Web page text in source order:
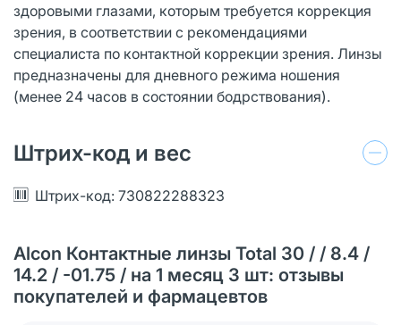
здоровыми глазами, которым требуется коррекция
зрения, в соответствии с рекомендациями
специалиста по контактной коррекции зрения. Линзы
предназначены для дневного режима ношения
(менее 24 часов в состоянии бодрствования).
Штрих-код и вес
Штрих-код: 730822288323
Alcon Контактные линзы Total 30 / / 8.4 /
14.2 / -01.75 / на 1 месяц 3 шт: отзывы
покупателей и фармацевтов